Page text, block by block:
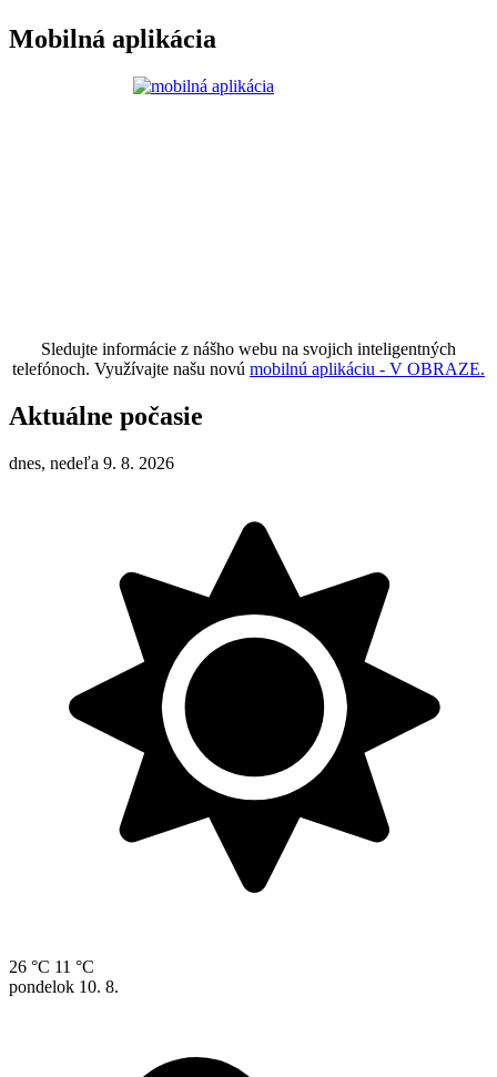
Mobilná aplikácia
Sledujte informácie z nášho webu na svojich inteligentných
telefónoch. Využívajte našu novú mobilnú aplikáciu - V OBRAZE.
Aktuálne počasie
dnes, nedeľa 9. 8. 2026
26 °C 11 °C
pondelok 10. 8.